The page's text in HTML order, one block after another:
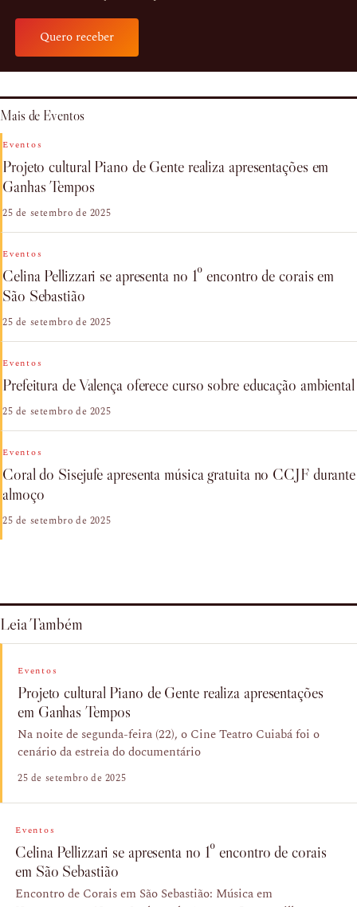
Quero receber
Mais de Eventos
Eventos
Projeto cultural Piano de Gente realiza apresentações em
Ganhas Tempos
25 de setembro de 2025
Eventos
Celina Pellizzari se apresenta no 1º encontro de corais em
São Sebastião
25 de setembro de 2025
Eventos
Prefeitura de Valença oferece curso sobre educação ambiental
25 de setembro de 2025
Eventos
Coral do Sisejufe apresenta música gratuita no CCJF durante
almoço
25 de setembro de 2025
Leia Também
Eventos
Projeto cultural Piano de Gente realiza apresentações
em Ganhas Tempos
Na noite de segunda-feira (22), o Cine Teatro Cuiabá foi o
cenário da estreia do documentário
25 de setembro de 2025
Eventos
Celina Pellizzari se apresenta no 1º encontro de corais
em São Sebastião
Encontro de Corais em São Sebastião: Música em